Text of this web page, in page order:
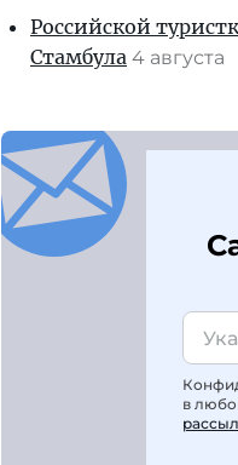
Российской
Стамбула 4 августа
в